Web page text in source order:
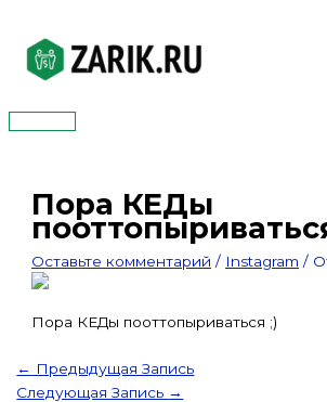
содержимому
Главное
Пора КЕДы
Оставьте комментарий / Instagram /
Пора КЕДы пооттопыриваться ;)
← Предыдущая Запись
Следующая Запись →